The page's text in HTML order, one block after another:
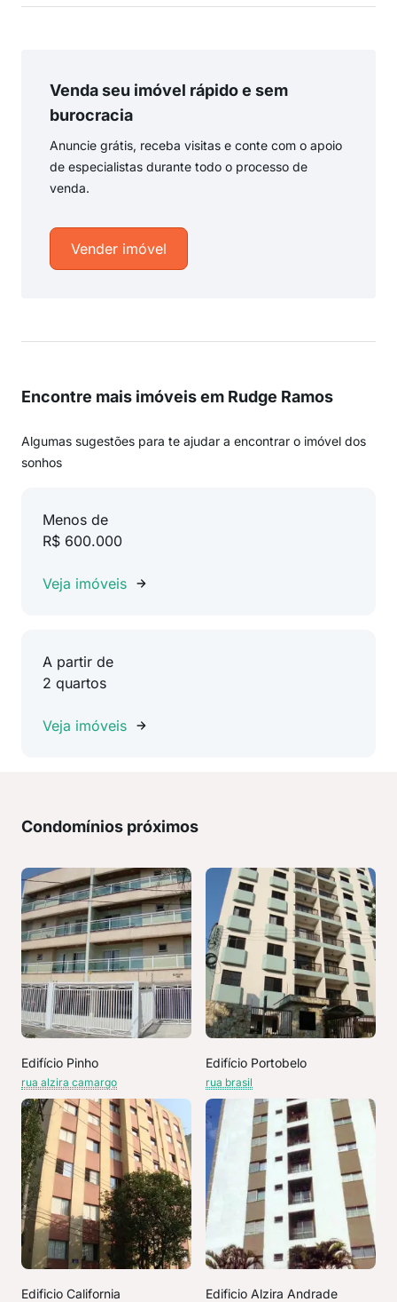
Venda seu imóvel rápido e sem
burocracia
Anuncie grátis, receba visitas e conte com o apoio
de especialistas durante todo o processo de
venda.
Vender imóvel
Encontre mais imóveis em Rudge Ramos
Algumas sugestões para te ajudar a encontrar o imóvel dos
sonhos
Menos de
R$ 600.000
Veja imóveis
A partir de
2 quartos
Veja imóveis
Condomínios próximos
Edifício Pinho
rua alzira camargo
Edifício Portobelo
rua brasil
Edificio California Edificio Alzira Andrade